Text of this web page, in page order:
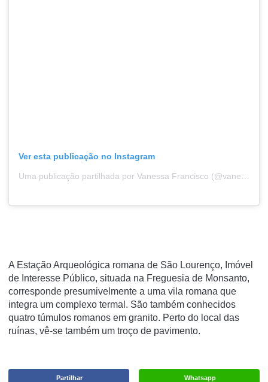
Ver esta publicação no Instagram
A Estação Arqueológica romana de São Lourenço, Imóvel
de Interesse Público, situada na Freguesia de Monsanto,
corresponde presumivelmente a uma vila romana que
integra um complexo termal. São também conhecidos
quatro túmulos romanos em granito. Perto do local das
ruínas, vê-se também um troço de pavimento.
Whatsapp
Partilhar